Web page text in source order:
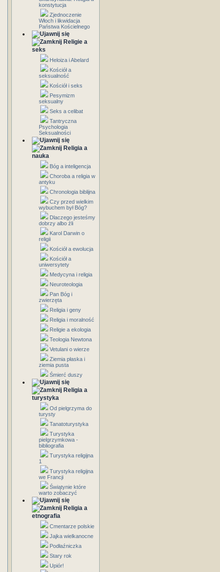
konstytucja
Zjednoczenie
Włoch i likwidacja
Państwa Kościelnego
Religie a
seks
Heloiza i Abelard
Kościół a
seksualność
Kościół i seks
Pesymizm
seksualny
Seks a celibat
Tantryczna
Psychologia
Seksualności
Religia a
nauka
Bóg a inteligencja
Choroba a religia w
antyku
Chronologia biblijna
Czy przed wielkim
wybuchem był Bóg?
Dlaczego jesteśmy
dobrzy albo źli
Karol Darwin o
religii
Kościół a ewolucja
Kościół a
uniwersytety
Medycyna i religia
Neuroteologia
Pan Bóg i
zwierzęta
Religia i geny
Religia i moralność
Religie a ekologia
Teologia Newtona
Vetulani o wierze
Ziemia płaska i
ziemia pusta
Śmierć duszy
Religia a
turystyka
Od pielgrzyma do
turysty
Tanatoturystyka
Turystyka
pielgrzymkowa -
bibliografia
Turystyka religijna
1
Turystyka religijna
we Francji
Świątynie które
warto zobaczyć
Religia a
etnografia
Cmentarze polskie
Jajka wielkanocne
Podłaźniczka
Stary rok
Upiór!